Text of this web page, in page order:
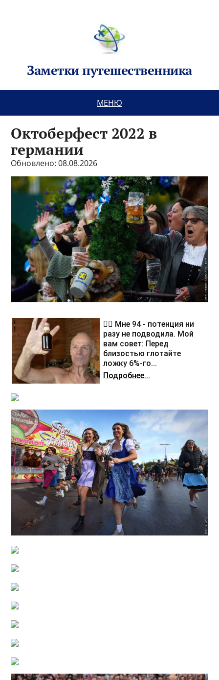
Заметки путешественника
МЕНЮ
Октоберфест 2022 в
германии
Обновлено: 08.08.2026
❤️‍🔥 Мне 94 - потенция ни
разу не подводила. Мой
вам совет: Перед
близостью глотайте
ложку 6%-го...
Подробнее...